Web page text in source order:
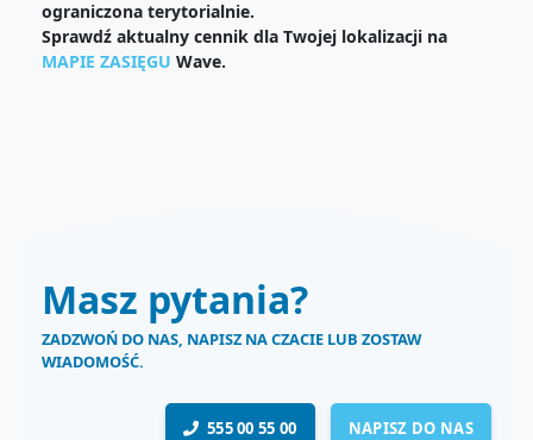
ograniczona terytorialnie.
Sprawdź aktualny cennik dla Twojej lokalizacji na
MAPIE ZASIĘGU Wave.
Masz pytania?
ZADZWOŃ DO NAS, NAPISZ NA CZACIE LUB ZOSTAW
WIADOMOŚĆ.
555 00 55 00 NAPISZ DO NAS